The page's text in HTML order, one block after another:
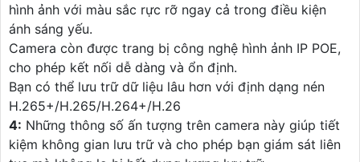
hình ảnh với màu sắc rực rỡ ngay cả trong điều kiện
ánh sáng yếu.
Camera còn được trang bị công nghệ hình ảnh IP POE,
cho phép kết nối dễ dàng và ổn định.
Bạn có thể lưu trữ dữ liệu lâu hơn với định dạng nén
H.265+/H.265/H.264+/H.26
4: Những thông số ấn tượng trên camera này giúp tiết
kiệm không gian lưu trữ và cho phép bạn giám sát liên